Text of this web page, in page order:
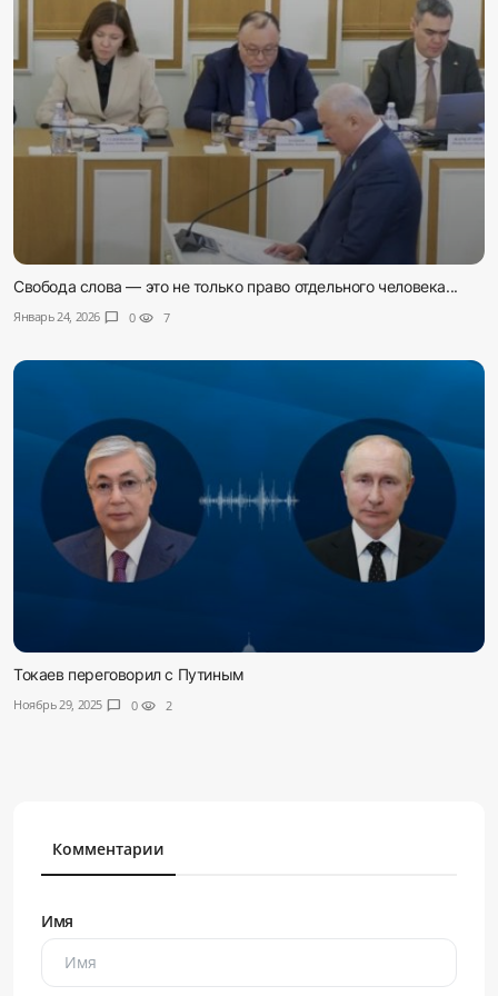
Свобода слова — это не только право отдельного человека...
Январь 24, 2026 chat_bubble 0 visibility 7
Токаев переговорил с Путиным
Ноябрь 29, 2025 chat_bubble 0 visibility 2
Комментарии
Имя